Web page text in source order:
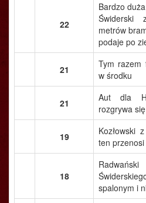
22
Bardzo
Świderski
metrów
podaje po
21
Tym razem
w środku
21
Aut dla
rozgrywa
19
Kozłowski
ten
18
spalonym i